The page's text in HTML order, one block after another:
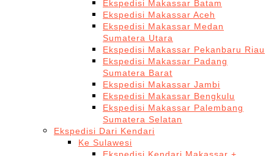
Ekspedisi Makassar Batam
Ekspedisi Makassar Aceh
Ekspedisi Makassar Medan
Sumatera Utara
Ekspedisi Makassar Pekanbaru Riau
Ekspedisi Makassar Padang
Sumatera Barat
Ekspedisi Makassar Jambi
Ekspedisi Makassar Bengkulu
Ekspedisi Makassar Palembang
Sumatera Selatan
Ekspedisi Dari Kendari
Ke Sulawesi